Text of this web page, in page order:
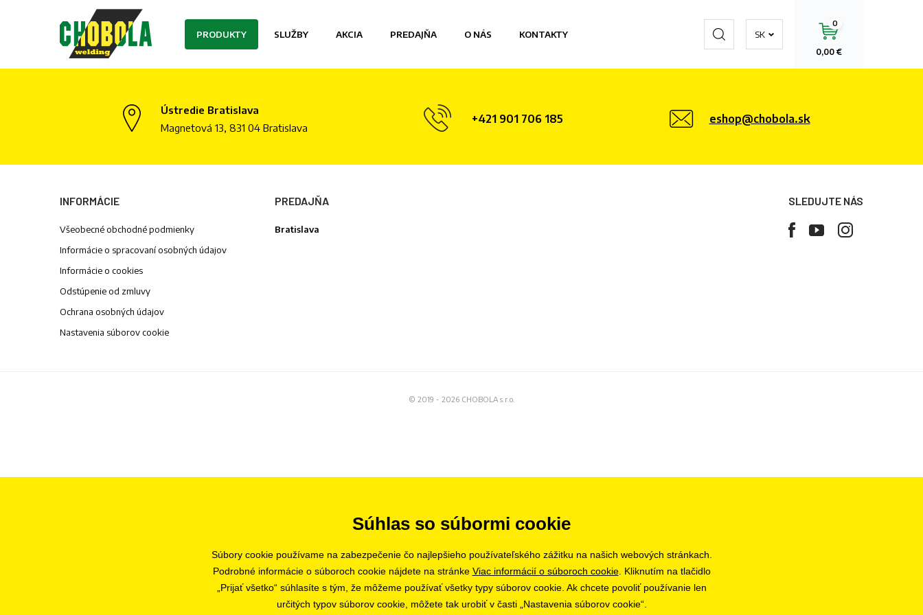
PRODUKTY SLUŽBY AKCIA PREDAJŇA O NÁS KONTAKTY
0,00 €
0
SKHľadať
Ústredie Bratislava
Magnetová 13, 831 04 Bratislava
+421 901 706 185 eshop@chobola.sk
INFORMÁCIE
Všeobecné obchodné podmienky
Informácie o spracovaní osobných údajov
Informácie o cookies
Odstúpenie od zmluvy
Ochrana osobných údajov
Nastavenia súborov cookie
PREDAJŇA
Bratislava
SLEDUJTE NÁS
© 2019 - 2026 CHOBOLA s.r.o.
Súhlas so súbormi cookie
Súbory cookie používame na zabezpečenie čo najlepšieho používateľského zážitku na našich webových stránkach.
Podrobné informácie o súboroch cookie nájdete na stránke Viac informácií o súboroch cookie. Kliknutím na tlačidlo
„Prijať všetko“ súhlasíte s tým, že môžeme používať všetky typy súborov cookie. Ak chcete povoliť používanie len
určitých typov súborov cookie, môžete tak urobiť v časti „Nastavenia súborov cookie“.